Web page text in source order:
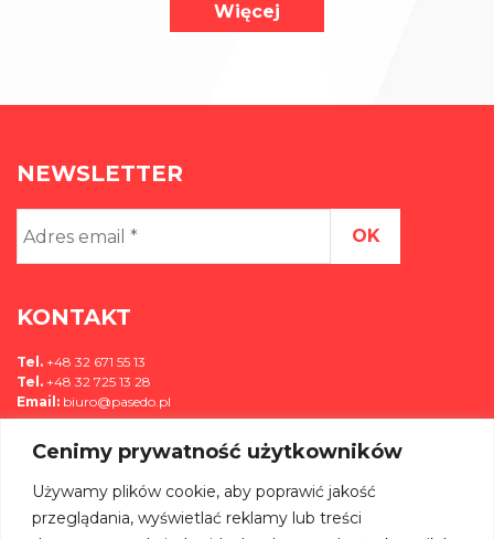
Cenimy prywatność użytkowników
Używamy plików cookie, aby poprawić jakość
przeglądania, wyświetlać reklamy lub treści
Więcej
NEWSLETTER
email
*
KONTAKT
Tel. +48 32 671 55 13
Tel. +48 32 725 13 28
Email: biuro@pasedo.pl
ul. Przemysłowa 11
MEDIA